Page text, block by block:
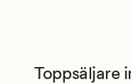
Toppsäljare